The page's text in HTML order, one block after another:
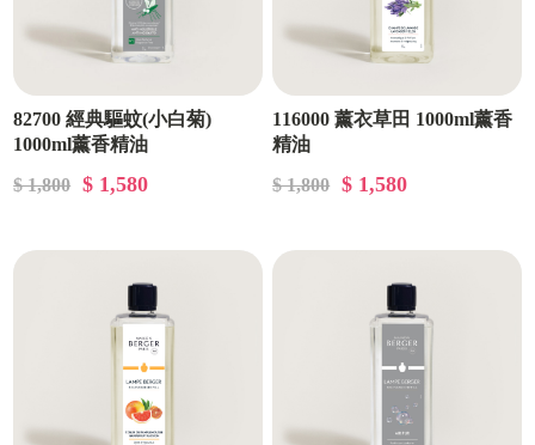
82700 經典驅蚊(小白菊)
1000ml薰香精油
$ 1,800
$ 1,580
116000 薰衣草田 1000ml薰香
精油
$ 1,800
$ 1,580